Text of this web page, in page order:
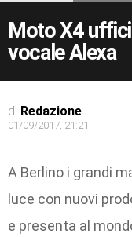
Moto X4
vocale Alexa
di Redazione
01/09/2017, 21:21
A Berlino i grandi
luce con nuovi
e presenta al